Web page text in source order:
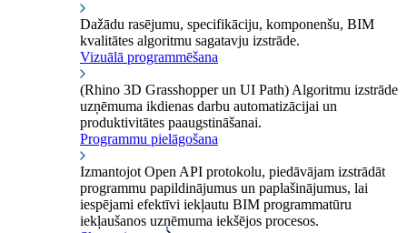
Dažādu rasējumu, specifikāciju, komponenšu, BIM
kvalitātes algoritmu sagatavju izstrāde.
Vizuālā programmēšana
(Rhino 3D Grasshopper un UI Path) Algoritmu izstrāde
uzņēmuma ikdienas darbu automatizācijai un
produktivitātes paaugstināšanai.
Programmu pielāgošana
Izmantojot Open API protokolu, piedāvājam izstrādāt
programmu papildinājumus un paplašinājumus, lai
iespējami efektīvi iekļautu BIM programmatūru
iekļaušanos uzņēmuma iekšējos procesos.